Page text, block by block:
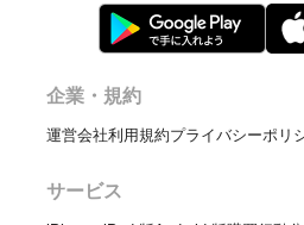
企業・規約
運営会社利用規約プライバシーポリ
サービス